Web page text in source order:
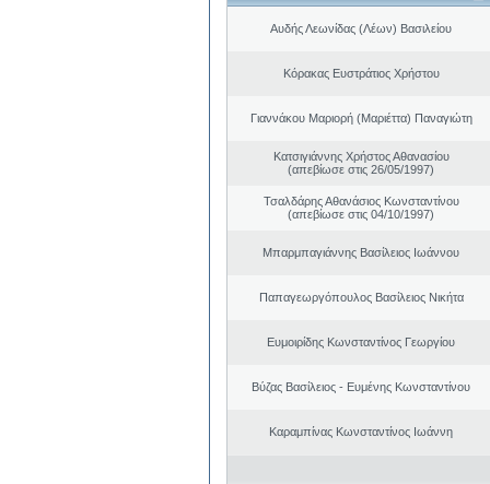
Αυδής Λεωνίδας (Λέων) Βασιλείου
Κόρακας Ευστράτιος Χρήστου
Γιαννάκου Μαριορή (Μαριέττα) Παναγιώτη
Κατσιγιάννης Χρήστος Αθανασίου
(απεβίωσε στις 26/05/1997)
Τσαλδάρης Αθανάσιος Κωνσταντίνου
(απεβίωσε στις 04/10/1997)
Μπαρμπαγιάννης Βασίλειος Ιωάννου
Παπαγεωργόπουλος Βασίλειος Νικήτα
Ευμοιρίδης Κωνσταντίνος Γεωργίου
Βύζας Βασίλειος - Ευμένης Κωνσταντίνου
Καραμπίνας Κωνσταντίνος Ιωάννη